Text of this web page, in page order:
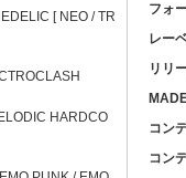
[ NEO / TR
HARDCO
フォ
レー
リリ
コン
コン